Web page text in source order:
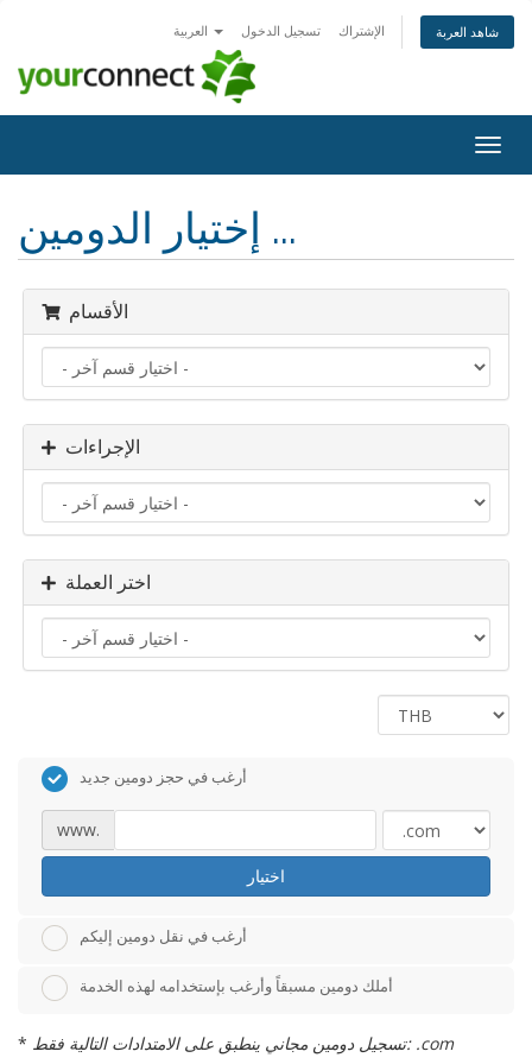
تسجيل الدخول الإشتراك شاهد العربة
إختيار الدومين ...
الأقسام
الإجراءات
اختر العملة
أرغب في حجز دومين جديد
www.
اختيار
أرغب في نقل دومين إليكم
أملك دومين مسبقاً وأرغب بإستخدامه لهذه الخدمة
* تسجيل دومين مجاني ينطبق على الامتدادات التالية فقط: .com